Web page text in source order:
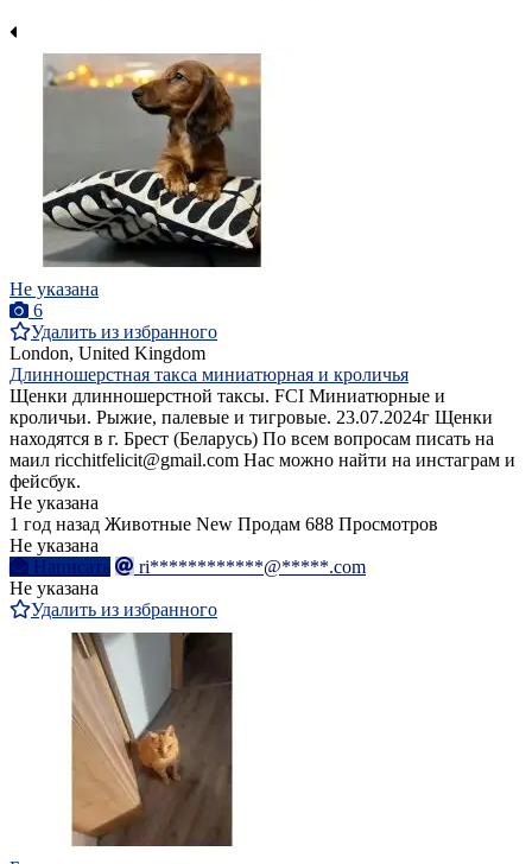
Не указана
6
Удалить из избранного
London, United Kingdom
Длинношерстная такса миниатюрная и кроличья
Щенки длинношерстной таксы. FCI Миниатюрные и
кроличьи. Рыжие, палевые и тигровые. 23.07.2024г Щенки
находятся в г. Брест (Беларусь) По всем вопросам писать на
маил ricchitfelicit@gmail.com Нас можно найти на инстаграм и
фейсбук.
Не указана
1 год назад Животные New Продам 688 Просмотров
Не указана
Написать
ri************@*****.com
Не указана
Удалить из избранного